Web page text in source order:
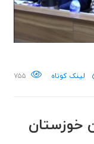
لینک کوتاه ۷۵۵
خوزستان